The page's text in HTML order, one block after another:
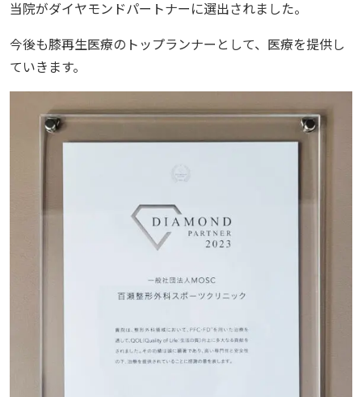
当院がダイヤモンドパートナーに選出されました。
今後も膝再生医療のトップランナーとして、医療を提供し
ていきます。